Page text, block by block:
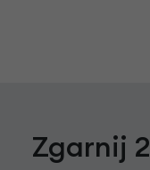
Zgarnij